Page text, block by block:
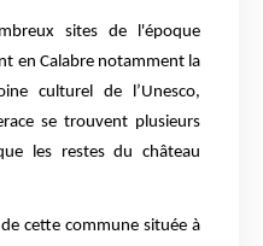
sites de l'époque
en Calabre notamment la
culturel de l’Unesco,
se trouvent plusieurs
les restes du château
cette commune située à